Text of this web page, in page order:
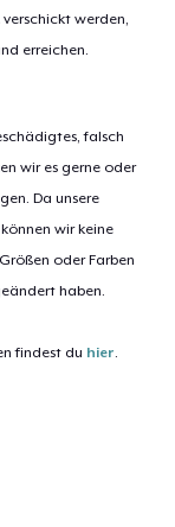
werden,
erreichen.
falsch
wir es gerne oder
Da unsere
wir keine
oder Farben
haben.
findest du hier